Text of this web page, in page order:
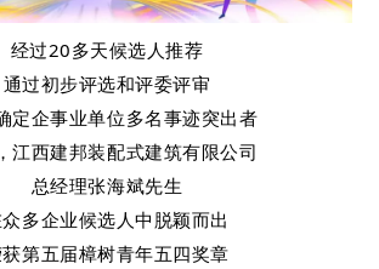
经过20多天候选人推荐
通过初步评选和评委评审
定企事业单位多名事迹突出者
江西建邦装配式建筑有限公司
总经理张海斌先生
多企业候选人中脱颖而出
第五届樟树青年五四奖章